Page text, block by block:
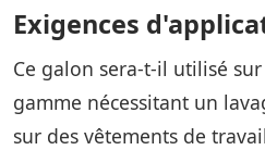
Exigences
Ce galon sera-t-il utilisé
gamme nécessitant un
sur des vêtements de